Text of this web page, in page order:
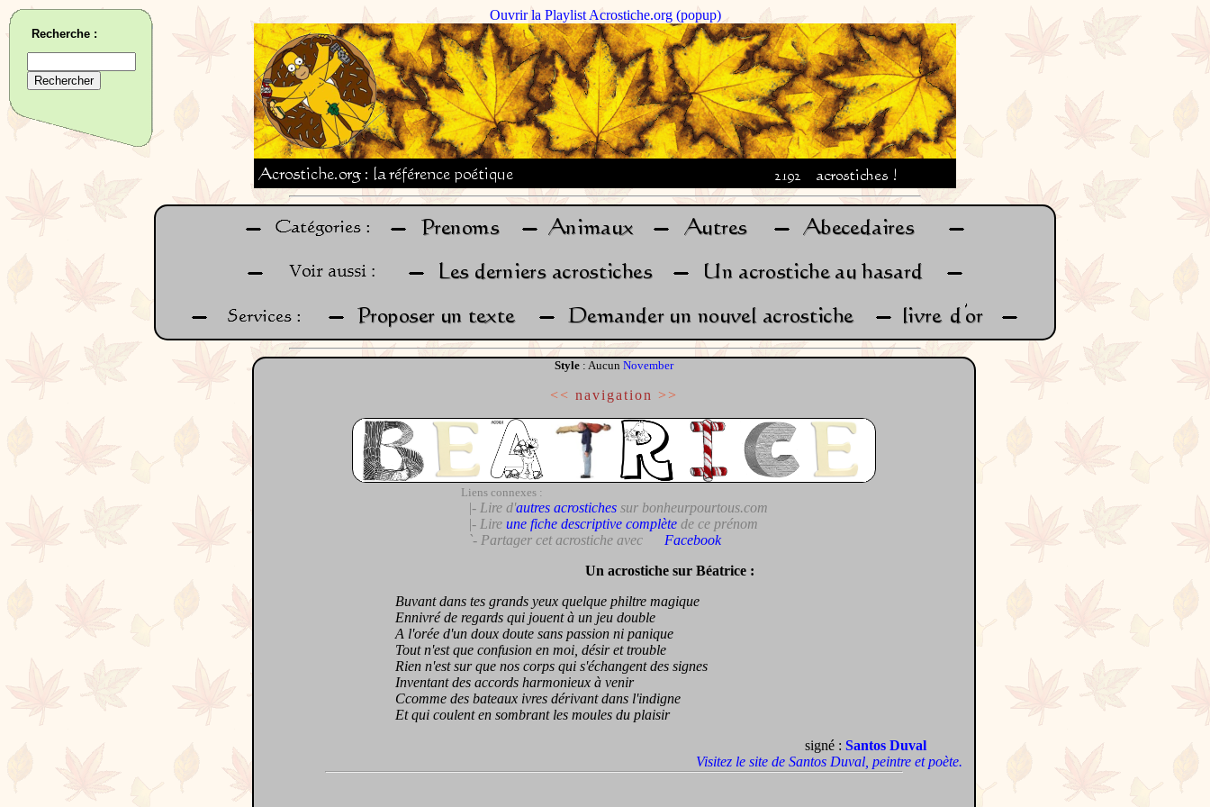
Ouvrir la Playlist Acrostiche.org (popup)
Style : Aucun November
<< navigation >>
Liens connexes :
|- Lire d'autres acrostichessur bonheurpourtous.com
|- Lire une fiche descriptive complètede ce prénom
`- Partager cet acrostiche avec
Facebook
Un acrostiche sur Béatrice :
Buvant dans tes grands yeux quelque philtre magique
Ennivré de regards qui jouent à un jeu double
A l'orée d'un doux doute sans passion ni panique
Tout n'est que confusion en moi, désir et trouble
Rien n'est sur que nos corps qui s'échangent des signes
Inventant des accords harmonieux à venir
Ccomme des bateaux ivres dérivant dans l'indigne
Et qui coulent en sombrant les moules du plaisir
signé : Santos Duval
Visitez le site de Santos Duval, peintre et poète.
Recherche :